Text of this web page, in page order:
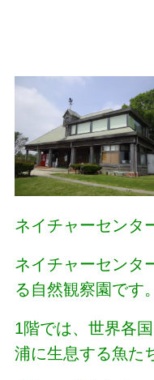
ネイチャーセンタ
ネイチャーセンタ
る自然観察園です。
1階では、世界各
浦に生息する魚た